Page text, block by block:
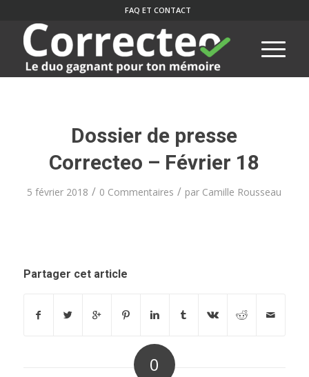
FAQ ET CONTACT
Dossier de presse
Correcteo – Février 18
5 février 2018 / 0 Commentaires / par Camille Rousseau
Partager cet article
0